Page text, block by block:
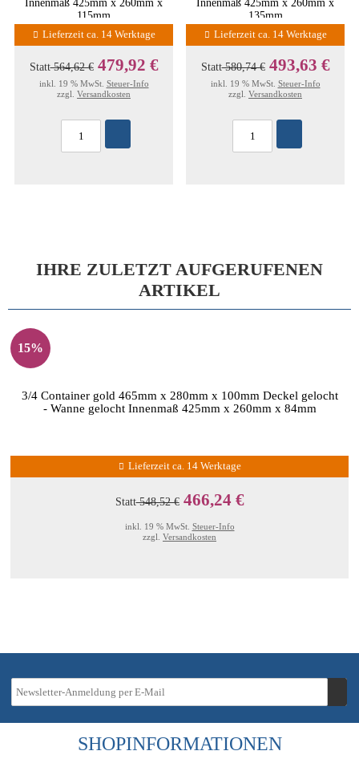
115mm
Lieferzeit ca. 14 Werktage
Statt564,62 € 479,92 €
inkl. 19 % MwSt. Steuer-Info
zzgl. Versandkosten
135mm
Lieferzeit ca. 14 Werktage
Statt580,74 € 493,63 €
inkl. 19 % MwSt. Steuer-Info
zzgl. Versandkosten
IHRE ZULETZT AUFGERUFENEN
ARTIKEL
15%
3/4 Container gold 465mm x 280mm x 100mm Deckel gelocht
- Wanne gelocht Innenmaß 425mm x 260mm x 84mm
Lieferzeit ca. 14 Werktage
Statt548,52 € 466,24 €
inkl. 19 % MwSt. Steuer-Info
zzgl. Versandkosten
SHOPINFORMATIONEN